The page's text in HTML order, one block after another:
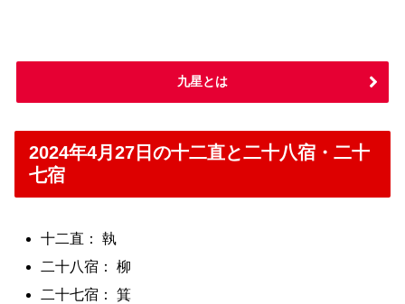
九星とは
2024年4月27日の十二直と二十八宿・二十
七宿
十二直： 執
二十八宿： 柳
二十七宿： 箕